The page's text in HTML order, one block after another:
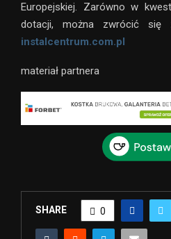
Europejskiej. Zarówno w
dotacji, można zwrócić się
instalcentrum.com.pl
materiał partnera
SHARE 0